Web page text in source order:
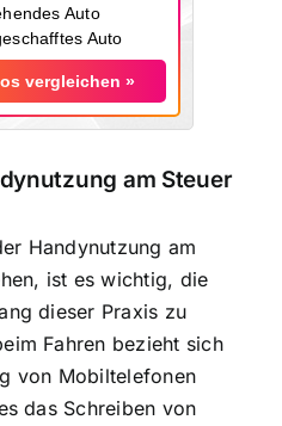
Auto
Auto
vergleichen »
am Steuer
Handynutzung am
ist es wichtig, die
dieser Praxis zu
Fahren bezieht sich
von Mobiltelefonen
das Schreiben von